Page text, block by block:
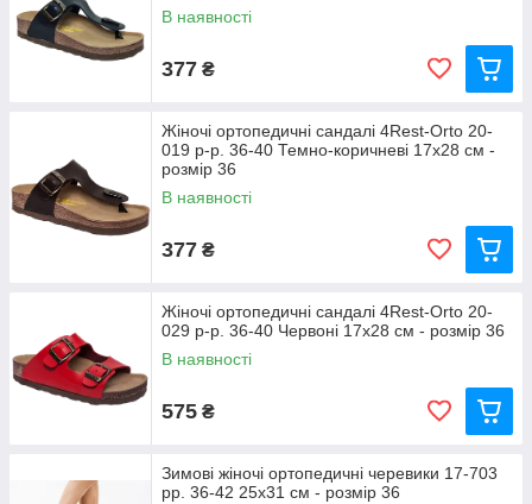
В наявності
377 ₴
Жіночі ортопедичні сандалі 4Rest-Orto 20-
019 р-р. 36-40 Темно-коричневі 17x28 см -
розмір 36
В наявності
377 ₴
Жіночі ортопедичні сандалі 4Rest-Orto 20-
029 р-р. 36-40 Червоні 17x28 см - розмір 36
В наявності
575 ₴
Зимові жіночі ортопедичні черевики 17-703
рр. 36-42 25x31 см - розмір 36